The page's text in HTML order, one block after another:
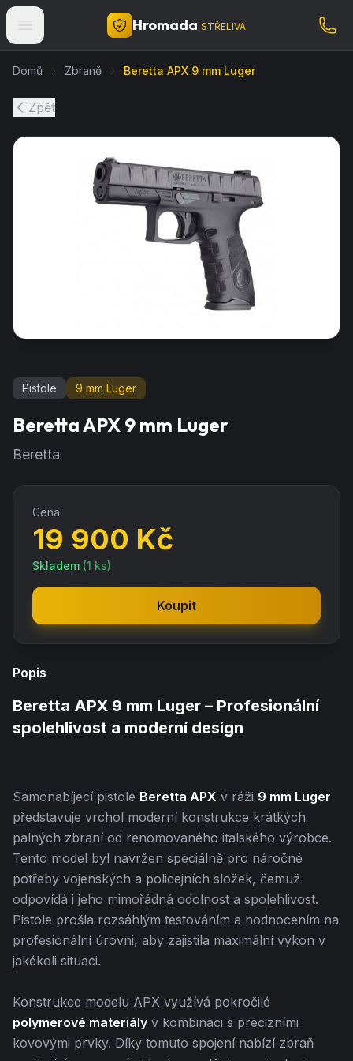
Hromada STŘELIVA
Domů Zbraně Beretta APX 9 mm Luger
Zpět
Pistole 9 mm Luger
Beretta APX 9 mm Luger
Beretta
Cena
19 900 Kč
Skladem (1 ks)
Koupit
Popis
Beretta APX 9 mm Luger – Profesionální
spolehlivost a moderní design
Samonabíjecí pistole Beretta APX v ráži 9 mm Luger
představuje vrchol moderní konstrukce krátkých
palných zbraní od renomovaného italského výrobce.
Tento model byl navržen speciálně pro náročné
potřeby vojenských a policejních složek, čemuž
odpovídá i jeho mimořádná odolnost a spolehlivost.
Pistole prošla rozsáhlým testováním a hodnocením na
profesionální úrovni, aby zajistila maximální výkon v
jakékoli situaci.
Konstrukce modelu APX využívá pokročilé
polymerové materiály v kombinaci s precizními
kovovými prvky. Díky tomuto spojení nabízí zbraň